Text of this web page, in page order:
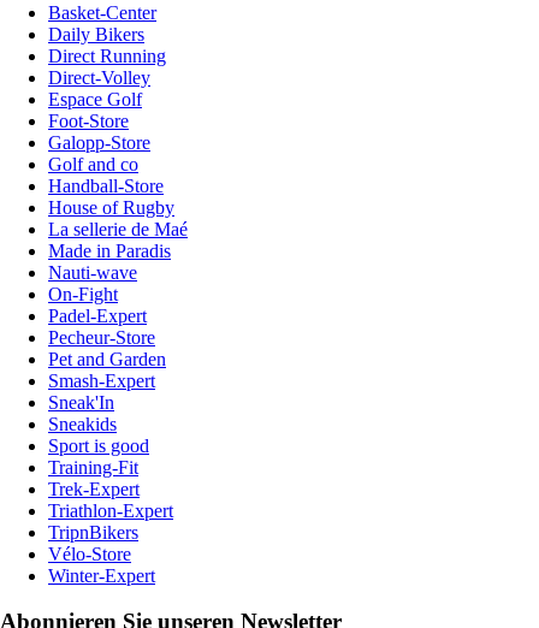
Basket-Center
Daily Bikers
Direct Running
Direct-Volley
Espace Golf
Foot-Store
Galopp-Store
Golf and co
Handball-Store
House of Rugby
La sellerie de Maé
Made in Paradis
Nauti-wave
On-Fight
Padel-Expert
Pecheur-Store
Pet and Garden
Smash-Expert
Sneak'In
Sneakids
Sport is good
Training-Fit
Trek-Expert
Triathlon-Expert
TripnBikers
Vélo-Store
Winter-Expert
Abonnieren Sie unseren Newsletter